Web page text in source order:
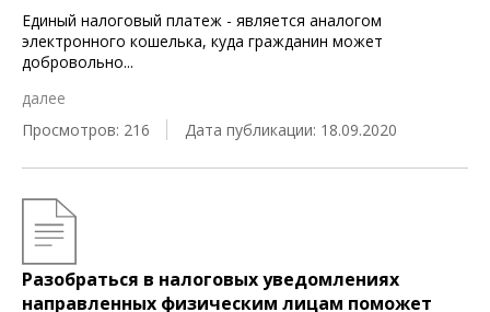
Единый налоговый платеж - является аналогом
электронного кошелька, куда гражданин может
добровольно...
далее
Просмотров: 216
Дата публикации: 18.09.2020
Разобраться в налоговых уведомлениях
направленных физическим лицам поможет